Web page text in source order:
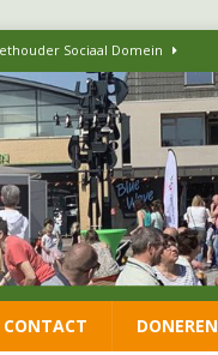
Sociaal Domein
FRACTIE
met behoud van karakter’
goed geborgd blijven
Nederland: schaf het
CONTACT DONEREN